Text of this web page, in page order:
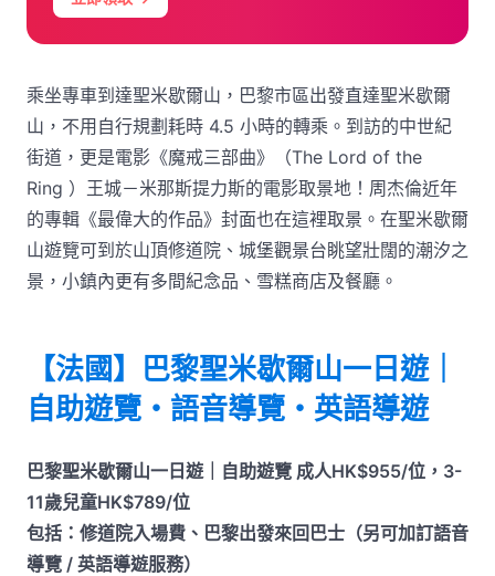
乘坐專車到達聖米歇爾山，巴黎市區出發直達聖米歇爾
山，不用自行規劃耗時 4.5 小時的轉乘。到訪的中世紀
街道，更是電影《魔戒三部曲》（The Lord of the
Ring ）王城－米那斯提力斯的電影取景地！周杰倫近年
的專輯《最偉大的作品》封面也在這裡取景。在聖米歇爾
山遊覽可到於山頂修道院、城堡觀景台眺望壯闊的潮汐之
景，小鎮內更有多間紀念品、雪糕商店及餐廳。
【法國】巴黎聖米歇爾山一日遊｜
自助遊覽・語音導覽・英語導遊
巴黎聖米歇爾山一日遊｜自助遊覽 成人HK$955/位，3-
11歲兒童HK$789/位
包括：修道院入場費、巴黎出發來回巴士（另可加訂語音
導覽 / 英語導遊服務）